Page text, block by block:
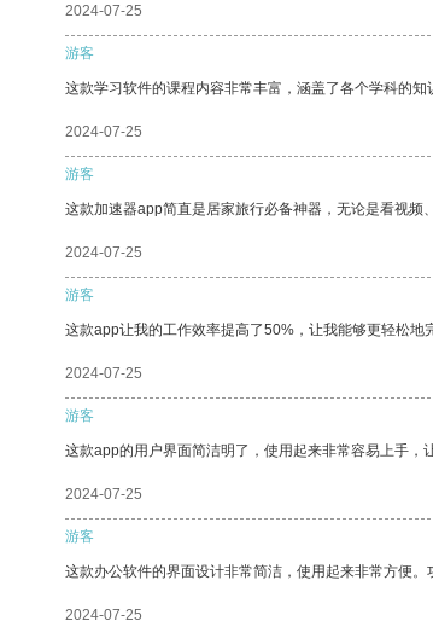
2024-07-25
游客
这款学习软件的课程内容非常丰富，涵盖了各个学科的
2024-07-25
游客
这款加速器app简直是居家旅行必备神器，无论是看视频
2024-07-25
游客
这款app让我的工作效率提高了50%，让我能够更轻松地
2024-07-25
游客
这款app的用户界面简洁明了，使用起来非常容易上手，
2024-07-25
游客
这款办公软件的界面设计非常简洁，使用起来非常方便。
2024-07-25